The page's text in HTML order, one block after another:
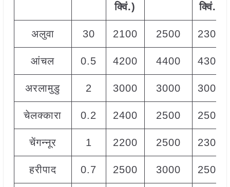
क्विं.)
क्विं.)
अलुवा 30 2100 2500 2300
आंचल 0.5 4200 4400 4300
अरलामुडु 2 3000 3000 3000
चेलक्कारा 0.2 2400 2500 2500
चेंगन्नूर 1 2200 2500 2300
हरीपाद 0.7 2500 3000 2500